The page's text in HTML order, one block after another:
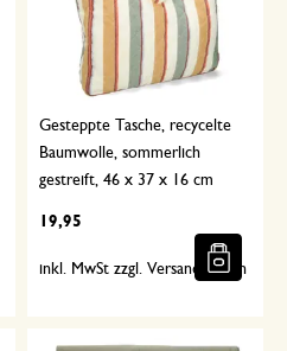
Gesteppte Tasche, recycelte
Baumwolle, sommerlich
gestreift, 46 x 37 x 16 cm
19,95
inkl. MwSt zzgl. Versandkosten